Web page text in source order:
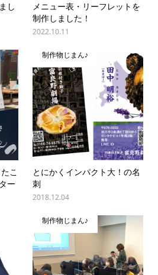
し
メニュー表・リーフレットを
制作しました！
2022.10.11
こ
ー
制作物じまん♪
とにかくインパクト大！の名
刺
2018.12.04
制作物じまん♪